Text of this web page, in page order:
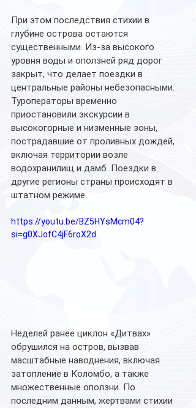
При этом последствия стихии в
глубине острова остаются
существенными. Из-за высокого
уровня воды и оползней ряд дорог
закрыт, что делает поездки в
центральные районы небезопасными.
Туроператоры временно
приостановили экскурсии в
высокогорные и низменные зоны,
пострадавшие от проливных дождей,
включая территории возле
водохранилищ и дамб. Поездки в
другие регионы страны происходят в
штатном режиме.
https://youtu.be/BZ5HYsMcm04?
si=g0XJofC4jF6roX2d
Неделей ранее циклон «Дитвах»
обрушился на остров, вызвав
масштабные наводнения, включая
затопление в Коломбо, а также
множественные оползни. По
последним данным, жертвами стихии